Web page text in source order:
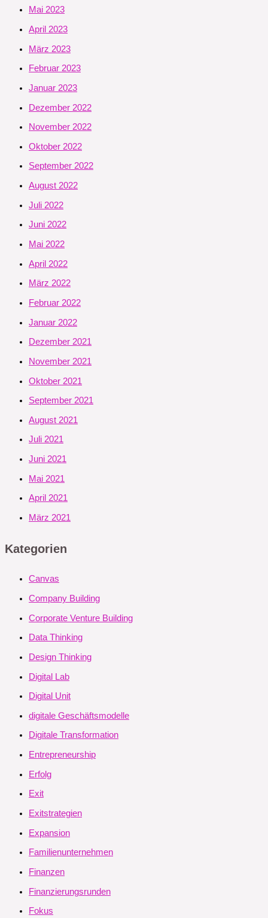
Mai 2023
April 2023
März 2023
Februar 2023
Januar 2023
Dezember 2022
November 2022
Oktober 2022
September 2022
August 2022
Juli 2022
Juni 2022
Mai 2022
April 2022
März 2022
Februar 2022
Januar 2022
Dezember 2021
November 2021
Oktober 2021
September 2021
August 2021
Juli 2021
Juni 2021
Mai 2021
April 2021
März 2021
Kategorien
Canvas
Company Building
Corporate Venture Building
Data Thinking
Design Thinking
Digital Lab
Digital Unit
digitale Geschäftsmodelle
Digitale Transformation
Entrepreneurship
Erfolg
Exit
Exitstrategien
Expansion
Familienunternehmen
Finanzen
Finanzierungsrunden
Fokus